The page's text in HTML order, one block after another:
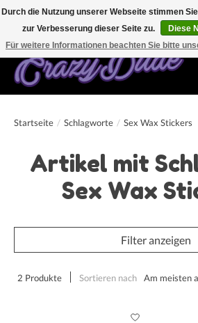
Kostenfreier Versand für Bestellungen ab 250 €.
Startseite / Schlagworte / Sex Wax Stickers
Artikel mit
Sex Wax
Filter anzeigen
2 Produkte Sortieren nach Am meisten
Durch die Nutzung unserer Webseite stimmen
zur Verbesserung dieser Seite zu.
Diese
Für weitere Informationen beachten Sie bitte